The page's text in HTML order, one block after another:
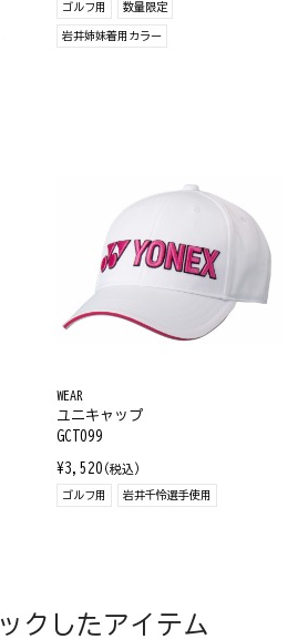
ゴルフ用 数量限定
岩井姉妹着用カラー
WEAR
ユニキャップ
GCT099
¥3,520 (税込)
ゴルフ用 岩井千怜選手使用
クしたアイテム